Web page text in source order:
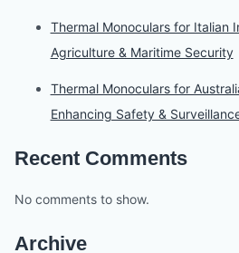
Thermal Monoculars for Italian
Agriculture & Maritime Security
Thermal Monoculars for
Enhancing Safety &
Recent Comments
No comments to show.
Archive